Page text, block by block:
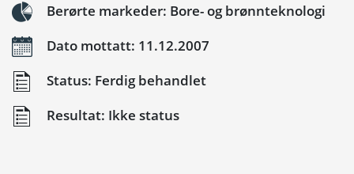
Berørte markeder: Bore- og brønnteknologi
Dato mottatt: 11.12.2007
Status: Ferdig behandlet
Resultat: Ikke status